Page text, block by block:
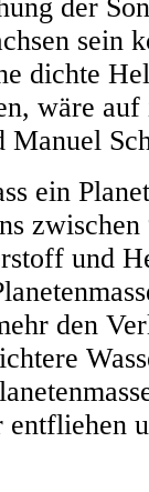
der
sein
dichte
wäre
Manuel
ein
und
den